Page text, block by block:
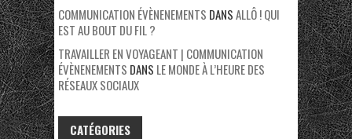
COMMUNICATION ÉVÈNENEMENTS DANSALLÔ ! QUI
EST AU BOUT DU FIL ?
TRAVAILLER EN VOYAGEANT | COMMUNICATION
ÉVÈNENEMENTS DANS LE MONDE À L’HEURE DES
RÉSEAUX SOCIAUX
CATÉGORIES